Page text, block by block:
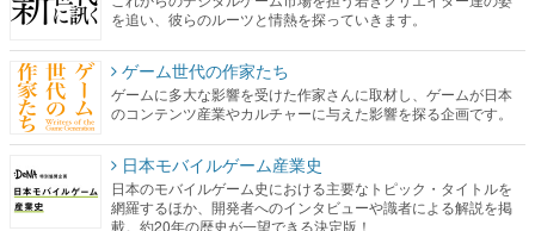
ゲームに多大な影響を受けた作家さんに取材し、ゲームが日本
のコンテンツ産業やカルチャーに与えた影響を探る企画です。
日本モバイルゲーム産業史
日本のモバイルゲーム史における主要なトピック・タイトルを
網羅するほか、開発者へのインタビューや識者による解説を掲
若ゲのいたり〜ゲームクリエイターの青春〜
『うつヌケ』『ペンと箸』等で知られるマンガ家・田中圭一先
生によるゲーム業界レポートマンガです。